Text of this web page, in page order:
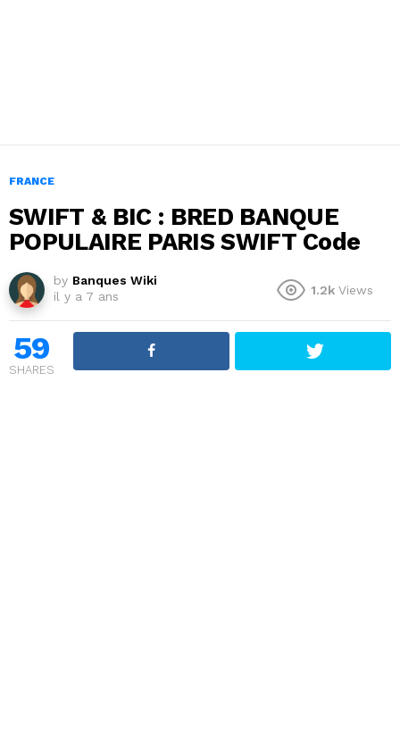
FRANCE
SWIFT & BIC : BRED BANQUE
POPULAIRE PARIS SWIFT Code
by Banques Wiki
il y a 7 ans
1.2k Views
59
SHARES